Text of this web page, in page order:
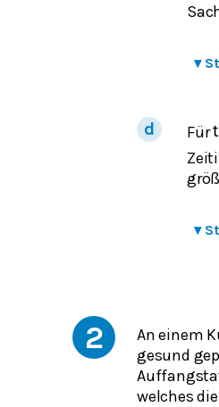
▾
Fürt
▾
2
An einem
gesund
welches